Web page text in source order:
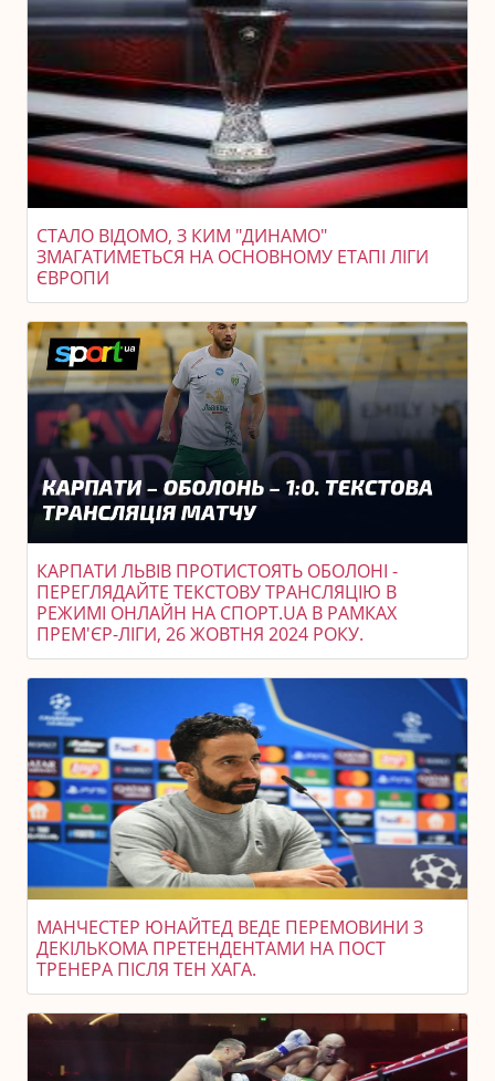
СТАЛО ВІДОМО, З КИМ "ДИНАМО"
ЗМАГАТИМЕТЬСЯ НА ОСНОВНОМУ ЕТАПІ ЛІГИ
ЄВРОПИ
КАРПАТИ ЛЬВІВ ПРОТИСТОЯТЬ ОБОЛОНІ -
ПЕРЕГЛЯДАЙТЕ ТЕКСТОВУ ТРАНСЛЯЦІЮ В
РЕЖИМІ ОНЛАЙН НА СПОРТ.UA В РАМКАХ
ПРЕМ'ЄР-ЛІГИ, 26 ЖОВТНЯ 2024 РОКУ.
МАНЧЕСТЕР ЮНАЙТЕД ВЕДЕ ПЕРЕМОВИНИ З
ДЕКІЛЬКОМА ПРЕТЕНДЕНТАМИ НА ПОСТ
ТРЕНЕРА ПІСЛЯ ТЕН ХАГА.